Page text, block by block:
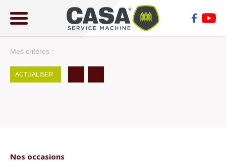
Mes critères :
ACTUALISER
Nos occasions